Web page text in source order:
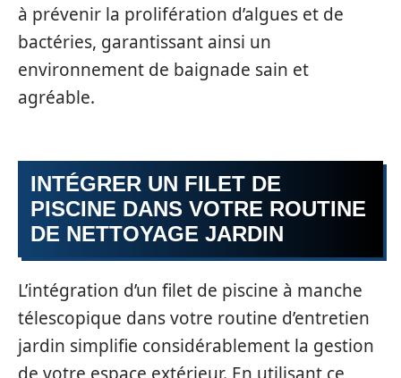
à prévenir la prolifération d’algues et de
bactéries, garantissant ainsi un
environnement de baignade sain et
agréable.
INTÉGRER UN FILET DE
PISCINE DANS VOTRE ROUTINE
DE NETTOYAGE JARDIN
L’intégration d’un filet de piscine à manche
télescopique dans votre routine d’entretien
jardin simplifie considérablement la gestion